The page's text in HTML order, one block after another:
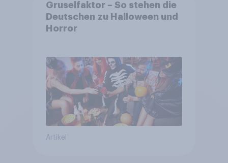
Gruselfaktor – So stehen die
Deutschen zu Halloween und
Horror
Artikel